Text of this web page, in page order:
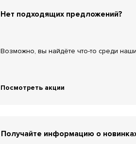
Нет подходящих предложений?
Возможно, вы найдёте что-то среди
Посмотреть акции
Получайте информацию о